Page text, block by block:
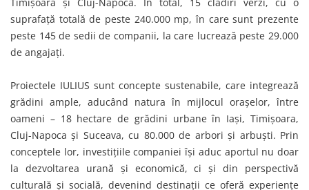
suprafață totală de peste 240.000 mp, în care sunt prezente
peste 145 de sedii de companii, la care lucrează peste 29.000
de angajați.
Proiectele IULIUS sunt concepte sustenabile, care integrează
grădini ample, aducând natura în mijlocul orașelor, între
oameni – 18 hectare de grădini urbane în Iași, Timișoara,
Cluj-Napoca şi Suceava, cu 80.000 de arbori și arbuști. Prin
conceptele lor, investițiile companiei își aduc aportul nu doar
la dezvoltarea urană și economică, ci și din perspectivă
culturală și socială, devenind destinații ce oferă experiențe